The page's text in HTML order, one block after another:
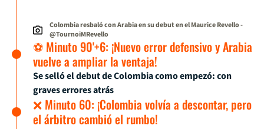
Colombia resbaló con Arabia en su debut en el Maurice Revello-
@TournoiMRevello
⚽ Minuto 90'+6: ¡Nuevo error defensivo y Arabia
vuelve a ampliar la ventaja!
Se selló el debut de Colombia como empezó: con
graves errores atrás
❌ Minuto 60: ¡Colombia volvía a descontar, pero
el árbitro cambió el rumbo!